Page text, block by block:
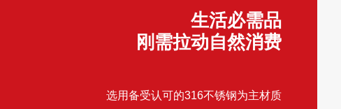
生活必需品
刚需拉动自然消费
选用备受认可的316不锈钢为主材质